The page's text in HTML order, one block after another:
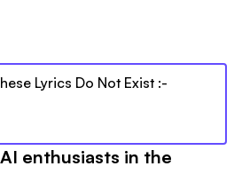
Lyrics Do Not Exist :-
enthusiasts in the